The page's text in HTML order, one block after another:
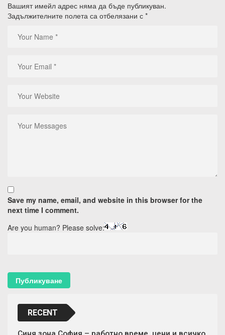
Вашият имейл адрес няма да бъде публикуван.
Задължителните полета са отбелязани с *
Save my name, email, and website in this browser for the
next time I comment.
Are you human? Please solve:
RECENT